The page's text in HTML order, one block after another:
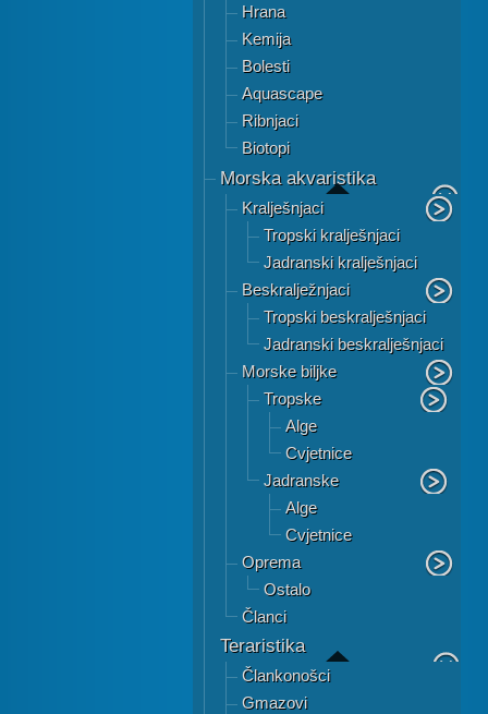
Hrana
Kemija
Bolesti
Aquascape
Ribnjaci
Biotopi
Morska akvaristika
Kralješnjaci
Tropski kralješnjaci
Jadranski kralješnjaci
Beskralježnjaci
Tropski beskralješnjaci
Jadranski beskralješnjaci
Morske biljke
Tropske
Alge
Cvjetnice
Jadranske
Alge
Cvjetnice
Oprema
Ostalo
Članci
Teraristika
Člankonošci
Gmazovi